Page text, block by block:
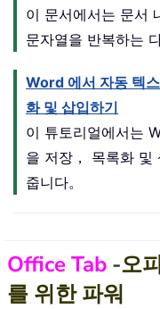
이 문서에서는 문서
문자열을 반복하는
Word 에서 자동 텍
화 및 삽입하기
이 튜토리얼에서는
을 저장， 목록화 및
줍니다。
Office Tab -오
를 위한 파워